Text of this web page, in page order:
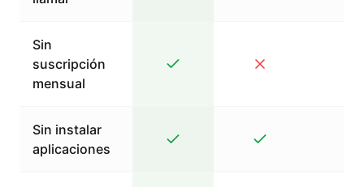
Sin
suscripción
mensual
Sin instalar
aplicaciones